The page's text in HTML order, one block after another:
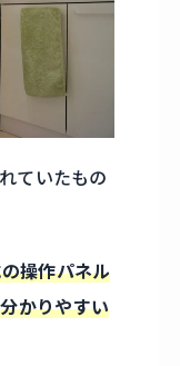
ていたもの
操作パネル
かりやすい